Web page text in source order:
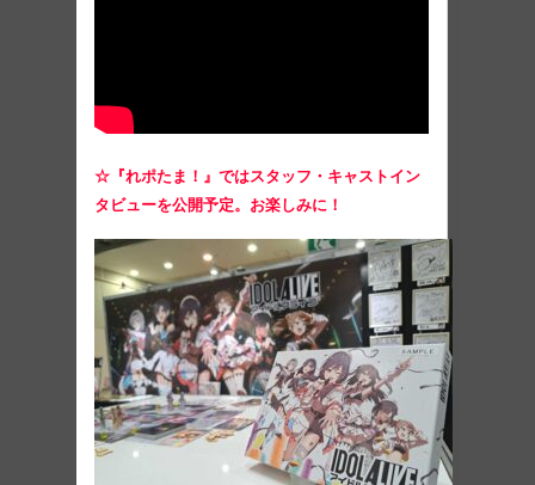
☆『れポたま！』ではスタッフ・キャストイン
タビューを公開予定。お楽しみに！